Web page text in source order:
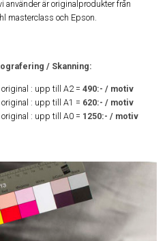
använder är originalprodukter från
masterclass och Epson.
/ Skanning:
: upp till A2 = 490:- / motiv
: upp till A1 = 620:- / motiv
: upp till A0 = 1250:- / motiv